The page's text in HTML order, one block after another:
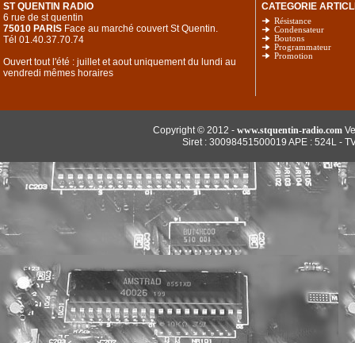
ST QUENTIN RADIO
6 rue de st quentin
75010 PARIS Face au marché couvert St Quentin.
Tél 01.40.37.70.74
Ouvert tout l'été : juillet et aout uniquement du lundi au
vendredi mêmes horaires
CATEGORIE
Résistance
Condensateur
Boutons
Programmateur
Promotion
Copyright © 2012 - www.stquentin-radio.com
Siret : 30098451500019 APE : 524L -